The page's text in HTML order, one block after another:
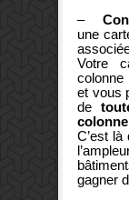
–
une
Votre
et vous
de
colonne
C’est
gagner